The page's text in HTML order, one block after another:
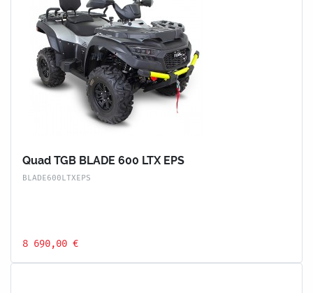
Quad TGB BLADE 600 LTX EPS
BLADE600LTXEPS
8 690,00 €